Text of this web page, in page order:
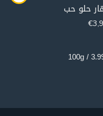
حلو حب
€
3.99€